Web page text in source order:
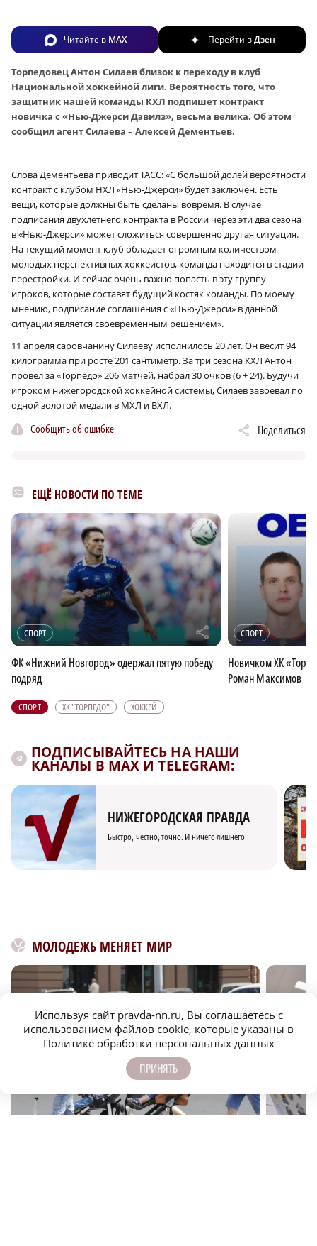
Читайте в MAX Перейти вДзен
Торпедовец Антон Силаев близок к переходу в клуб
Национальной хоккейной лиги. Вероятность того, что
защитник нашей команды КХЛ подпишет контракт
новичка с «Нью-Джерси Дэвилз», весьма велика. Об этом
сообщил агент Силаева – Алексей Дементьев.
Слова Дементьева приводит ТАСС: «С большой долей вероятности
контракт с клубом НХЛ «Нью-Джерси» будет заключён. Есть
вещи, которые должны быть сделаны вовремя. В случае
подписания двухлетнего контракта в России через эти два сезона
в «Нью-Джерси» может сложиться совершенно другая ситуация.
На текущий момент клуб обладает огромным количеством
молодых перспективных хоккеистов, команда находится в стадии
перестройки. И сейчас очень важно попасть в эту группу
игроков, которые составят будущий костяк команды. По моему
мнению, подписание соглашения с «Нью-Джерси» в данной
ситуации является своевременным решением».
11 апреля саровчанину Силаеву исполнилось 20 лет. Он весит 94
килограмма при росте 201 сантиметр. За три сезона КХЛ Антон
провёл за «Торпедо» 206 матчей, набрал 30 очков (6 + 24). Будучи
игроком нижегородской хоккейной системы, Силаев завоевал по
одной золотой медали в МХЛ и ВХЛ.
Сообщить об ошибке Поделиться
ЕЩЁ НОВОСТИ ПО ТЕМЕ
СПОРТ r
ФК «Нижний Новгород» одержал пятую победу
подряд
СПОРТ
Новичком ХК
Роман Максимов
СПОРТ ХК "ТОРПЕДО" ХОККЕЙ
ПОДПИСЫВАЙТЕСЬ НА НАШИ
КАНАЛЫ В MAX И TELEGRAM:
НИЖЕГОРОДСКАЯ ПРАВДА
Быстро, честно, точно. И ничего лишнего
МОЛОДЕЖЬ МЕНЯЕТ МИР
Используя сайт pravda-nn.ru, Вы соглашаетесь с
использованием файлов cookie, которые указаны в
Политике обработки персональных данных
ПРИНЯТЬ